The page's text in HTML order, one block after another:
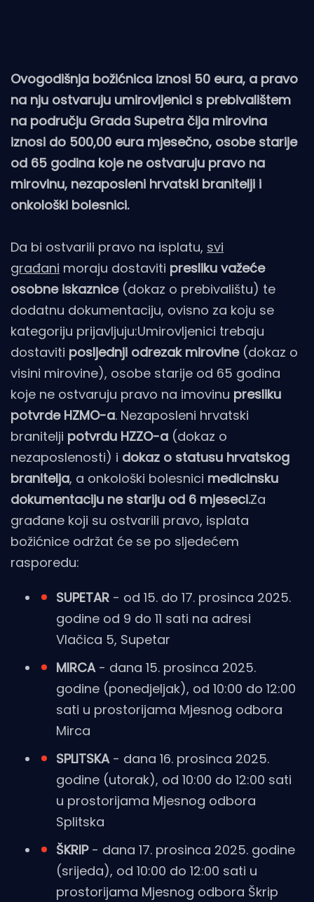
Ovogodišnja božićnica iznosi 50 eura, a pravo
na nju ostvaruju umirovljenici s prebivalištem
na području Grada Supetra čija mirovina
iznosi do 500,00 eura mjesečno, osobe starije
od 65 godina koje ne ostvaruju pravo na
mirovinu, nezaposleni hrvatski branitelji i
onkološki bolesnici.
Da bi ostvarili pravo na isplatu, svi
građani moraju dostaviti presliku važeće
osobne iskaznice(dokaz o prebivalištu) te
dodatnu dokumentaciju, ovisno za koju se
kategoriju prijavljuju:Umirovljenici trebaju
dostaviti posljednji odrezak mirovine(dokaz o
visini mirovine), osobe starije od 65 godina
koje ne ostvaruju pravo na imovinu presliku
potvrde HZMO-a. Nezaposleni hrvatski
branitelji potvrdu HZZO-a (dokaz o
nezaposlenosti) i dokaz o statusu hrvatskog
branitelja, a onkološki bolesnici medicinsku
dokumentaciju ne stariju od 6 mjeseci.Za
građane koji su ostvarili pravo, isplata
božićnice održat će se po sljedećem
rasporedu:
SUPETAR - od 15. do 17. prosinca 2025.
godine od 9 do 11 sati na adresi
Vlačica 5, Supetar
MIRCA- dana 15. prosinca 2025.
godine (ponedjeljak), od 10:00 do 12:00
sati u prostorijama Mjesnog odbora
Mirca
SPLITSKA - dana 16. prosinca 2025.
godine (utorak), od 10:00 do 12:00 sati
u prostorijama Mjesnog odbora
Splitska
ŠKRIP- dana 17. prosinca 2025. godine
(srijeda), od 10:00 do 12:00 sati u
prostorijama Mjesnog odbora Škrip